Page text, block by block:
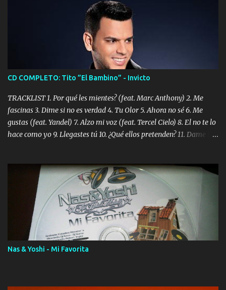
CD COMPLETO: Tito ”El Bambino” - Invicto
TRACKLIST 1. Por qué les mientes? (feat. Marc Anthony) 2. Me
fascinas 3. Dime si no es verdad 4. Tu Olor 5. Ahora no sé 6. Me
gustas (feat. Yandel) 7. Alzo mi voz (feat. Tercel Cielo) 8. El no te lo
hace como yo 9. Llegastes tú 10. ¿Qué ellos pretenden? 11. Dame la
Digital Booklet – Invicto ----------------------------- Nota:
Album proposto al massimo della qualità in formato iTunes Plus
AAC M4A; comprato su iTunes e a disposizione vostra per il
download. REGGAETON ITALIA Nosotros Somos Los Del
Momento!
Nas & Yoshi - Mi Favorita